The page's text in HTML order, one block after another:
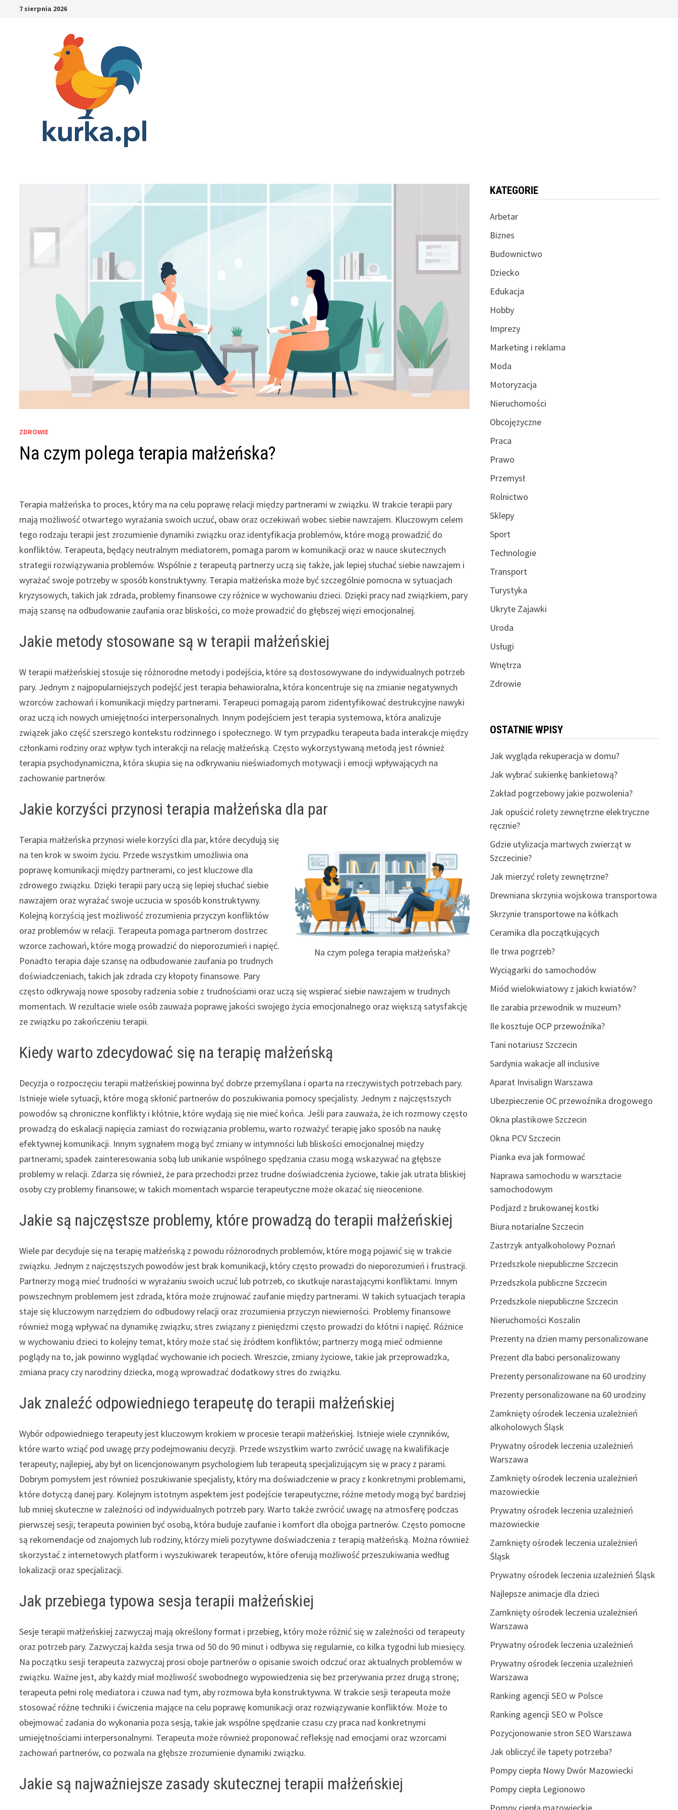
7 sierpnia 2026
ZDROWIE
Na czym polega terapia małżeńska?
Terapia małżeńska to proces, który ma na celu poprawę relacji między partnerami w związku. W trakcie terapii pary
mają możliwość otwartego wyrażania swoich uczuć, obaw oraz oczekiwań wobec siebie nawzajem. Kluczowym celem
tego rodzaju terapii jest zrozumienie dynamiki związku oraz identyfikacja problemów, które mogą prowadzić do
konfliktów. Terapeuta, będący neutralnym mediatorem, pomaga parom w komunikacji oraz w nauce skutecznych
strategii rozwiązywania problemów. Wspólnie z terapeutą partnerzy uczą się także, jak lepiej słuchać siebie nawzajem i
wyrażać swoje potrzeby w sposób konstruktywny. Terapia małżeńska może być szczególnie pomocna w sytuacjach
kryzysowych, takich jak zdrada, problemy finansowe czy różnice w wychowaniu dzieci. Dzięki pracy nad związkiem, pary
mają szansę na odbudowanie zaufania oraz bliskości, co może prowadzić do głębszej więzi emocjonalnej.
Jakie metody stosowane są w terapii małżeńskiej
W terapii małżeńskiej stosuje się różnorodne metody i podejścia, które są dostosowywane do indywidualnych potrzeb
pary. Jednym z najpopularniejszych podejść jest terapia behawioralna, która koncentruje się na zmianie negatywnych
wzorców zachowań i komunikacji między partnerami. Terapeuci pomagają parom zidentyfikować destrukcyjne nawyki
oraz uczą ich nowych umiejętności interpersonalnych. Innym podejściem jest terapia systemowa, która analizuje
związek jako część szerszego kontekstu rodzinnego i społecznego. W tym przypadku terapeuta bada interakcje między
członkami rodziny oraz wpływ tych interakcji na relację małżeńską. Często wykorzystywaną metodą jest również
terapia psychodynamiczna, która skupia się na odkrywaniu nieświadomych motywacji i emocji wpływających na
zachowanie partnerów.
Jakie korzyści przynosi terapia małżeńska dla par
Na czym polega terapia małżeńska?
Terapia małżeńska przynosi wiele korzyści dla par, które decydują się
na ten krok w swoim życiu. Przede wszystkim umożliwia ona
poprawę komunikacji między partnerami, co jest kluczowe dla
zdrowego związku. Dzięki terapii pary uczą się lepiej słuchać siebie
nawzajem oraz wyrażać swoje uczucia w sposób konstruktywny.
Kolejną korzyścią jest możliwość zrozumienia przyczyn konfliktów
oraz problemów w relacji. Terapeuta pomaga partnerom dostrzec
wzorce zachowań, które mogą prowadzić do nieporozumień i napięć.
Ponadto terapia daje szansę na odbudowanie zaufania po trudnych
doświadczeniach, takich jak zdrada czy kłopoty finansowe. Pary
często odkrywają nowe sposoby radzenia sobie z trudnościami oraz uczą się wspierać siebie nawzajem w trudnych
momentach. W rezultacie wiele osób zauważa poprawę jakości swojego życia emocjonalnego oraz większą satysfakcję
ze związku po zakończeniu terapii.
Kiedy warto zdecydować się na terapię małżeńską
Decyzja o rozpoczęciu terapii małżeńskiej powinna być dobrze przemyślana i oparta na rzeczywistych potrzebach pary.
Istnieje wiele sytuacji, które mogą skłonić partnerów do poszukiwania pomocy specjalisty. Jednym z najczęstszych
powodów są chroniczne konflikty i kłótnie, które wydają się nie mieć końca. Jeśli para zauważa, że ich rozmowy często
prowadzą do eskalacji napięcia zamiast do rozwiązania problemu, warto rozważyć terapię jako sposób na naukę
efektywnej komunikacji. Innym sygnałem mogą być zmiany w intymności lub bliskości emocjonalnej między
partnerami; spadek zainteresowania sobą lub unikanie wspólnego spędzania czasu mogą wskazywać na głębsze
problemy w relacji. Zdarza się również, że para przechodzi przez trudne doświadczenia życiowe, takie jak utrata bliskiej
osoby czy problemy finansowe; w takich momentach wsparcie terapeutyczne może okazać się nieocenione.
Jakie są najczęstsze problemy, które prowadzą do terapii małżeńskiej
Wiele par decyduje się na terapię małżeńską z powodu różnorodnych problemów, które mogą pojawić się w trakcie
związku. Jednym z najczęstszych powodów jest brak komunikacji, który często prowadzi do nieporozumień i frustracji.
Partnerzy mogą mieć trudności w wyrażaniu swoich uczuć lub potrzeb, co skutkuje narastającymi konfliktami. Innym
powszechnym problemem jest zdrada, która może zrujnować zaufanie między partnerami. W takich sytuacjach terapia
staje się kluczowym narzędziem do odbudowy relacji oraz zrozumienia przyczyn niewierności. Problemy finansowe
również mogą wpływać na dynamikę związku; stres związany z pieniędzmi często prowadzi do kłótni i napięć. Różnice
w wychowaniu dzieci to kolejny temat, który może stać się źródłem konfliktów; partnerzy mogą mieć odmienne
poglądy na to, jak powinno wyglądać wychowanie ich pociech. Wreszcie, zmiany życiowe, takie jak przeprowadzka,
zmiana pracy czy narodziny dziecka, mogą wprowadzać dodatkowy stres do związku.
Jak znaleźć odpowiedniego terapeutę do terapii małżeńskiej
Wybór odpowiedniego terapeuty jest kluczowym krokiem w procesie terapii małżeńskiej. Istnieje wiele czynników,
które warto wziąć pod uwagę przy podejmowaniu decyzji. Przede wszystkim warto zwrócić uwagę na kwalifikacje
terapeuty; najlepiej, aby był on licencjonowanym psychologiem lub terapeutą specjalizującym się w pracy z parami.
Dobrym pomysłem jest również poszukiwanie specjalisty, który ma doświadczenie w pracy z konkretnymi problemami,
które dotyczą danej pary. Kolejnym istotnym aspektem jest podejście terapeutyczne; różne metody mogą być bardziej
lub mniej skuteczne w zależności od indywidualnych potrzeb pary. Warto także zwrócić uwagę na atmosferę podczas
pierwszej sesji; terapeuta powinien być osobą, która buduje zaufanie i komfort dla obojga partnerów. Często pomocne
są rekomendacje od znajomych lub rodziny, którzy mieli pozytywne doświadczenia z terapią małżeńską. Można również
skorzystać z internetowych platform i wyszukiwarek terapeutów, które oferują możliwość przeszukiwania według
lokalizacji oraz specjalizacji.
Jak przebiega typowa sesja terapii małżeńskiej
Sesje terapii małżeńskiej zazwyczaj mają określony format i przebieg, który może różnić się w zależności od terapeuty
oraz potrzeb pary. Zazwyczaj każda sesja trwa od 50 do 90 minut i odbywa się regularnie, co kilka tygodni lub miesięcy.
Na początku sesji terapeuta zazwyczaj prosi oboje partnerów o opisanie swoich odczuć oraz aktualnych problemów w
związku. Ważne jest, aby każdy miał możliwość swobodnego wypowiedzenia się bez przerywania przez drugą stronę;
terapeuta pełni rolę mediatora i czuwa nad tym, aby rozmowa była konstruktywna. W trakcie sesji terapeuta może
stosować różne techniki i ćwiczenia mające na celu poprawę komunikacji oraz rozwiązywanie konfliktów. Może to
obejmować zadania do wykonania poza sesją, takie jak wspólne spędzanie czasu czy praca nad konkretnymi
umiejętnościami interpersonalnymi. Terapeuta może również proponować refleksję nad emocjami oraz wzorcami
zachowań partnerów, co pozwala na głębsze zrozumienie dynamiki związku.
Jakie są najważniejsze zasady skutecznej terapii małżeńskiej
KATEGORIE
Arbetar
Biznes
Budownictwo
Dziecko
Edukacja
Hobby
Imprezy
Marketing i reklama
Moda
Motoryzacja
Nieruchomości
Obcojęzyczne
Praca
Prawo
Przemysł
Rolnictwo
Sklepy
Sport
Technologie
Transport
Turystyka
Ukryte Zajawki
Uroda
Usługi
Wnętrza
Zdrowie
OSTATNIE WPISY
Jak wygląda rekuperacja w domu?
Jak wybrać sukienkę bankietową?
Zakład pogrzebowy jakie pozwolenia?
Jak opuścić rolety zewnętrzne elektryczne
ręcznie?
Gdzie utylizacja martwych zwierząt w
Szczecinie?
Jak mierzyć rolety zewnętrzne?
Drewniana skrzynia wojskowa transportowa
Skrzynie transportowe na kółkach
Ceramika dla początkujących
Ile trwa pogrzeb?
Wyciągarki do samochodów
Miód wielokwiatowy z jakich kwiatów?
Ile zarabia przewodnik w muzeum?
Ile kosztuje OCP przewoźnika?
Tani notariusz Szczecin
Sardynia wakacje all inclusive
Aparat Invisalign Warszawa
Ubezpieczenie OC przewoźnika drogowego
Okna plastikowe Szczecin
Okna PCV Szczecin
Pianka eva jak formować
Naprawa samochodu w warsztacie
samochodowym
Podjazd z brukowanej kostki
Biura notarialne Szczecin
Zastrzyk antyalkoholowy Poznań
Przedszkole niepubliczne Szczecin
Przedszkola publiczne Szczecin
Przedszkole niepubliczne Szczecin
Nieruchomości Koszalin
Prezenty na dzien mamy personalizowane
Prezent dla babci personalizowany
Prezenty personalizowane na 60 urodziny
Prezenty personalizowane na 60 urodziny
Zamknięty ośrodek leczenia uzależnień
alkoholowych Śląsk
Prywatny ośrodek leczenia uzależnień
Warszawa
Zamknięty ośrodek leczenia uzależnień
mazowieckie
Prywatny ośrodek leczenia uzależnień
mazowieckie
Zamknięty ośrodek leczenia uzależnień
Śląsk
Prywatny ośrodek leczenia uzależnień Śląsk
Najlepsze animacje dla dzieci
Zamknięty ośrodek leczenia uzależnień
Warszawa
Prywatny ośrodek leczenia uzależnień
Prywatny ośrodek leczenia uzależnień
Warszawa
Ranking agencji SEO w Polsce
Ranking agencji SEO w Polsce
Pozycjonowanie stron SEO Warszawa
Jak obliczyć ile tapety potrzeba?
Pompy ciepła Nowy Dwór Mazowiecki
Pompy ciepła Legionowo